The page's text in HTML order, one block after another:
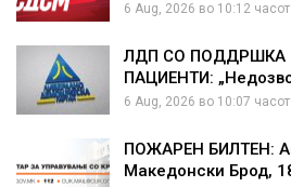
6 Aug, 2026 во 10:12 часот.
ЛДП СО ПОДДРШКА
ПАЦИЕНТИ:
6 Aug, 2026 во 10:07 часот.
ПОЖАРЕН БИЛТЕН:
Македонски Брод,